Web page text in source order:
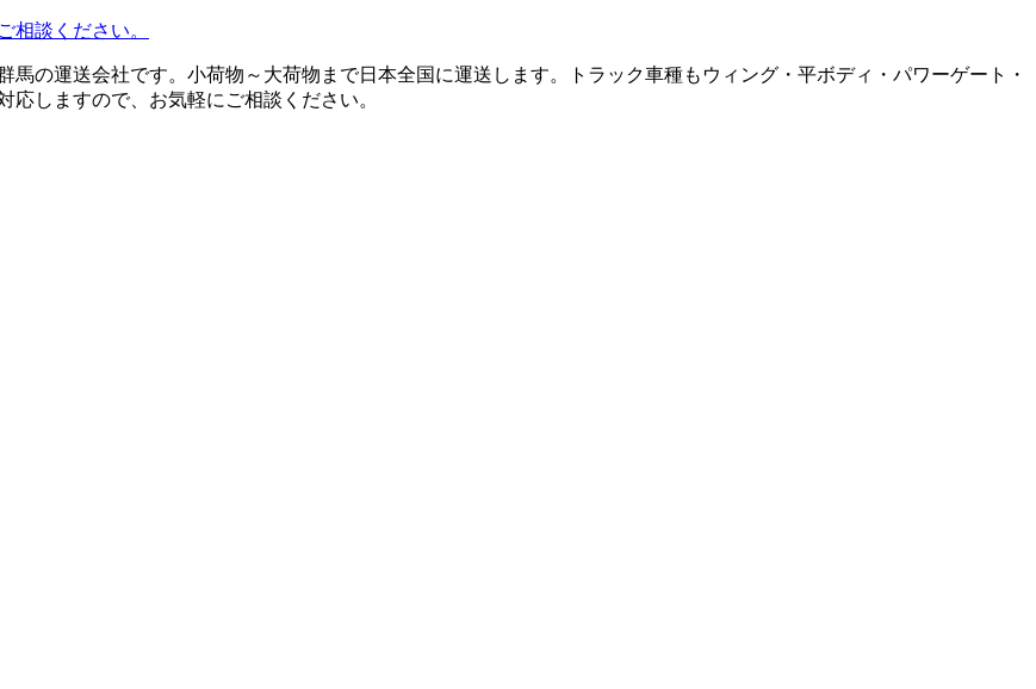
の運送会社です。小荷物～大荷物まで日本全国に運送します。トラック車種もウィング・平ボディ・パワーゲート・
しますので、お気軽にご相談ください。